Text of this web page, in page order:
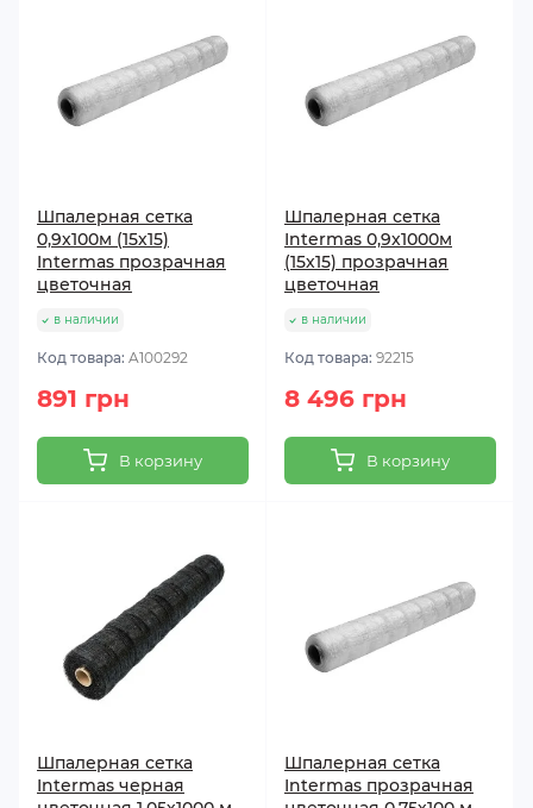
Шпалерная сетка
0,9х100м (15х15)
Intermas прозрачная
цветочная
в наличии
Код товара: A100292
891 грн
В корзину
Шпалерная сетка
Intermas 0,9х1000м
(15х15) прозрачная
цветочная
в наличии
Код товара: 92215
8 496 грн
В корзину
Шпалерная сетка
Intermas черная
Шпалерная сетка
Intermas прозрачная